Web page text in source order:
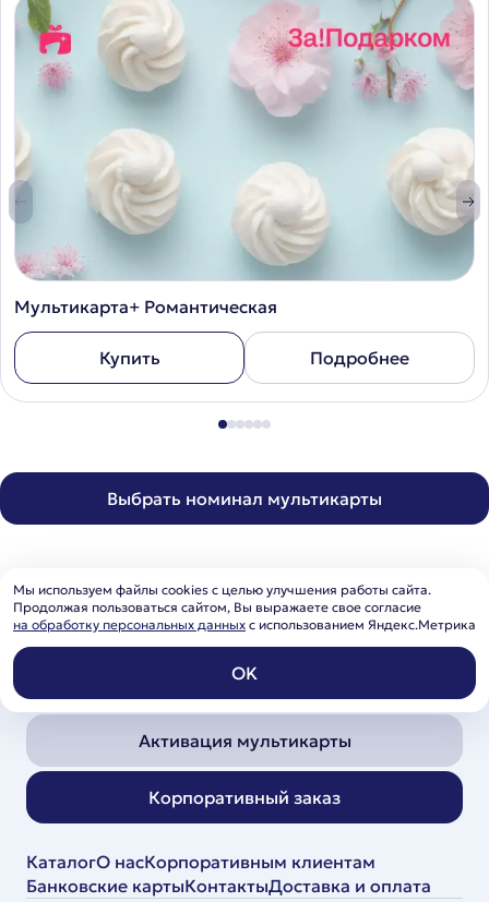
Мультикарта+ Романтическая
Купить Подробнее
Выбрать номинал мультикарты
Мы используем файлы cookies с целью улучшения работы сайта.
Продолжая пользоваться сайтом, Вы выражаете свое согласие
на обработку персональных данных с использованием Яндекс.Метрика
OK
info@zakazpodarka.ru
Активация мультикарты
Корпоративный заказ
КаталогО насКорпоративным клиентам
Банковские картыКонтактыДоставка и оплата